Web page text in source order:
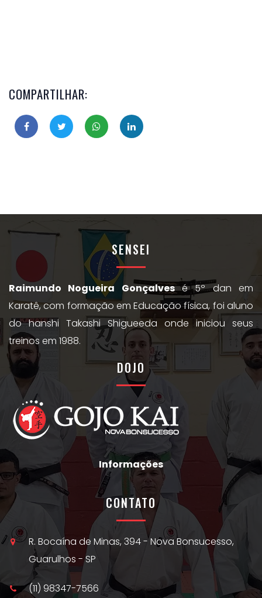
COMPARTILHAR:
SENSEI
Raimundo Nogueira Gonçalvesé 5º dan em
Karatê, com formação em Educação física, foi aluno
do hanshi Takashi Shigueeda onde iniciou seus
treinos em 1988.
DOJO
Informações
CONTATO
R. Bocaína de Minas, 394 - Nova Bonsucesso,
Guarulhos - SP
(11) 98347-7566